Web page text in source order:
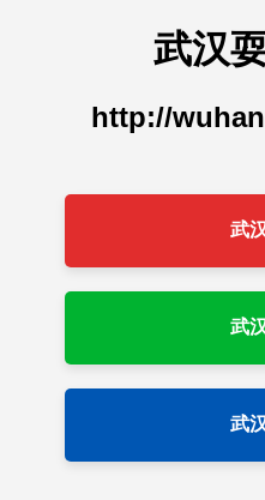
武汉
http://
武
武
武